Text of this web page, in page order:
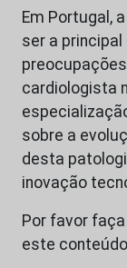
Em Portugal,
ser a
cardiologista
sobre a
desta
inovação
Por favor faça
este conteúdo